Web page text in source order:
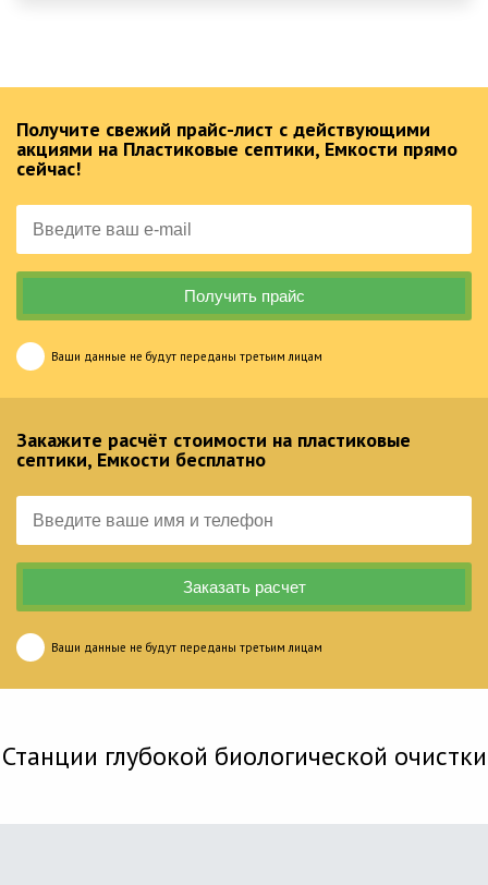
Получите свежий прайс-лист с действующими
акциями на Пластиковые септики, Емкости прямо
сейчас!
Ваши данные не будут переданы третьим лицам
Закажите расчёт стоимости на пластиковые
септики, Емкости бесплатно
Ваши данные не будут переданы третьим лицам
Станции глубокой биологической очистки